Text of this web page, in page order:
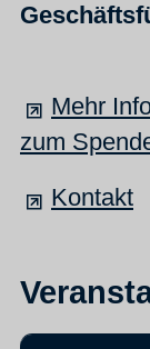
Mehr
zum
Kontakt